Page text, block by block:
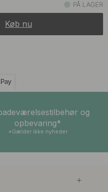
På lager
PÅ LAGER
Køb nu
og
opbevaring*
*Gælder ikke nyheder